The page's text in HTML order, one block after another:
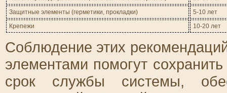
Защитные элементы (герметики, прокладки)
5-10 лет
Крепежи
10-20 лет
Соблюдение этих
элементами помогут
срок службы системы,